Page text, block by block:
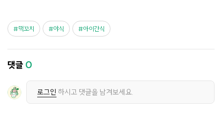
떡꼬치 야식 아이간식
댓글 0
로그인 하시고 댓글을 남겨보세요.